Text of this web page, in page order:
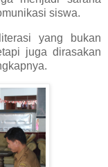
siswa.
yang bukan
juga dirasakan